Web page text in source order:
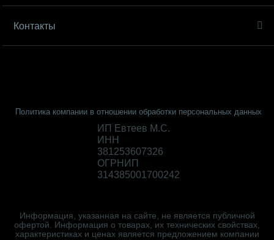
Контакты
Политика компании в отношении обработки персональных данных
ИП Евтеев М.С.
ИНН
381253607326
ОГРНИП
314385001700242
Информация, указанная на сайте, не является публичной
офертой. Информация о товарах, их технических свойствах,
характеристиках и ценах является предложением компании